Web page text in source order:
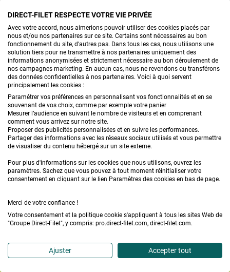
sans frais en 24/48 heures sous
NEWSLETTER
L'inscription à la newsletter vous permettra de recevoir des offres
commerciales de la part de Direct Filet. Vous pouvez à tout moment
vous désabonner. Pour plus d'information vous pouvez consulterla
politique de protection des données personnelles.
SUIVEZ-NOUS
DIRECT-FILET RESPECTE VOTRE VIE PRIVÉE
Avec votre accord, nous aimerions pouvoir utiliser des cookies placés par
nous et/ou nos partenaires sur ce site. Certains sont nécessaires au bon
fonctionnement du site, d'autres pas. Dans tous les cas, nous utilisons une
solution tiers pour ne transmettre à nos partenaires uniquement des
informations anonymisées et strictement nécessaire au bon déroulement de
nos campagnes marketing. En aucun cas, nous ne revendons ou transférons
des données confidentielles à nos partenaires. Voici à quoi servent
principalement les cookies :
Paramétrer vos préférences en personnalisant vos fonctionnalités et en se
souvenant de vos choix, comme par exemple votre panier
Mesurer l’audience en suivant le nombre de visiteurs et en comprenant
comment vous arrivez sur notre site.
Proposer des publicités personnalisées et en suivre les performances.
Partager des informations avec les réseaux sociaux utilisés et vous permettre
de visualiser du contenu hébergé sur un site externe.
Pour plus d'informations sur les cookies que nous utilisons, ouvrez les
paramètres. Sachez que vous pouvez à tout moment réinitialiser votre
consentement en cliquant sur le lien Paramètres des cookies en bas de page.
Merci de votre confiance !
Votre consentement et la politique cookie s'appliquent à tous les sites Web de
"Groupe Direct-Filet", y compris: pro.direct-filet.com, direct-filet.com.
Ajuster Accepter tout